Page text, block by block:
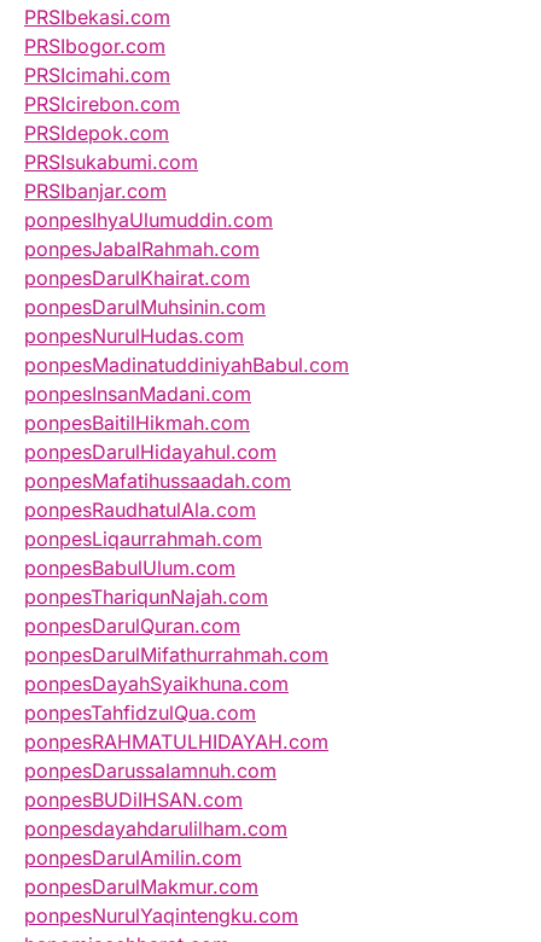
PRSIbekasi.com
PRSIbogor.com
PRSIcimahi.com
PRSIcirebon.com
PRSIdepok.com
PRSIsukabumi.com
PRSIbanjar.com
ponpesIhyaUlumuddin.com
ponpesJabalRahmah.com
ponpesDarulKhairat.com
ponpesDarulMuhsinin.com
ponpesNurulHudas.com
ponpesMadinatuddiniyahBabul.com
ponpesInsanMadani.com
ponpesBaitilHikmah.com
ponpesDarulHidayahul.com
ponpesMafatihussaadah.com
ponpesRaudhatulAla.com
ponpesLiqaurrahmah.com
ponpesBabulUlum.com
ponpesThariqunNajah.com
ponpesDarulQuran.com
ponpesDarulMifathurrahmah.com
ponpesDayahSyaikhuna.com
ponpesTahfidzulQua.com
ponpesRAHMATULHIDAYAH.com
ponpesDarussalamnuh.com
ponpesBUDiIHSAN.com
ponpesdayahdarulilham.com
ponpesDarulAmilin.com
ponpesDarulMakmur.com
ponpesNurulYaqintengku.com